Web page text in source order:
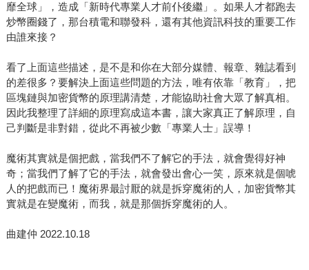
靡全球」，造成「新時代專業人才前仆後繼」。如果人才都跑去
炒幣圈錢了，那台積電和聯發科，還有其他資訊科技的重要工作
由誰來接？
看了上面這些描述，是不是和你在大部分媒體、報章、雜誌看到
的差很多？要解決上面這些問題的方法，唯有依靠「教育」，把
區塊鏈與加密貨幣的原理講清楚，才能協助社會大眾了解真相。
因此我整理了詳細的原理寫成這本書，讓大家真正了解原理，自
己判斷是非對錯，從此不再被少數「專業人士」誤導！
魔術其實就是個把戲，當我們不了解它的手法，就會覺得好神
奇；當我們了解了它的手法，就會發出會心一笑，原來就是個唬
人的把戲而已！魔術界最討厭的就是拆穿魔術的人，加密貨幣其
實就是在變魔術，而我，就是那個拆穿魔術的人。
曲建仲 2022.10.18